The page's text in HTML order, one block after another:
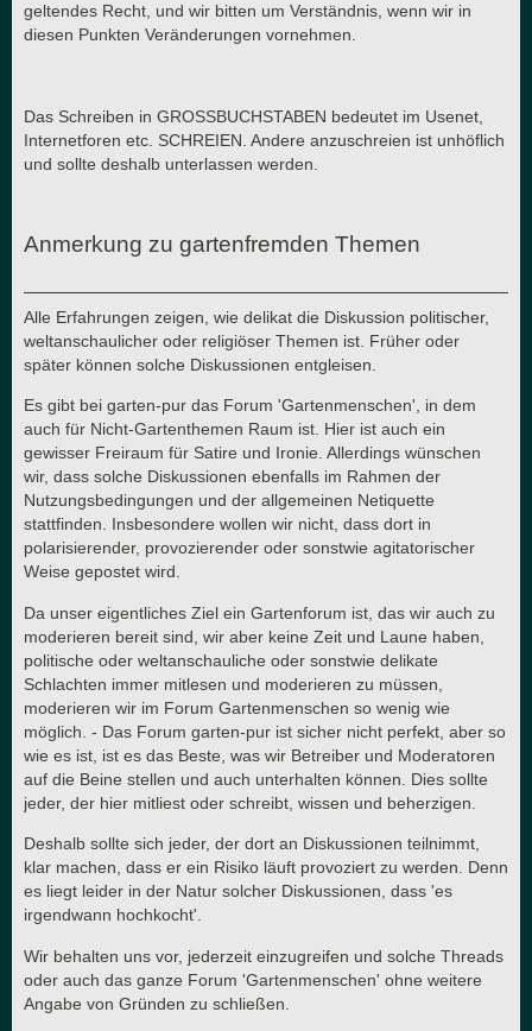
geltendes Recht, und wir bitten um Verständnis, wenn wir in
diesen Punkten Veränderungen vornehmen.
Das Schreiben in GROSSBUCHSTABEN bedeutet im Usenet,
Internetforen etc. SCHREIEN. Andere anzuschreien ist unhöflich
und sollte deshalb unterlassen werden.
Anmerkung zu gartenfremden Themen
Alle Erfahrungen zeigen, wie delikat die Diskussion politischer,
weltanschaulicher oder religiöser Themen ist. Früher oder
später können solche Diskussionen entgleisen.
Es gibt bei garten-pur das Forum 'Gartenmenschen', in dem
auch für Nicht-Gartenthemen Raum ist. Hier ist auch ein
gewisser Freiraum für Satire und Ironie. Allerdings wünschen
wir, dass solche Diskussionen ebenfalls im Rahmen der
Nutzungsbedingungen und der allgemeinen Netiquette
stattfinden. Insbesondere wollen wir nicht, dass dort in
polarisierender, provozierender oder sonstwie agitatorischer
Weise gepostet wird.
Da unser eigentliches Ziel ein Gartenforum ist, das wir auch zu
moderieren bereit sind, wir aber keine Zeit und Laune haben,
politische oder weltanschauliche oder sonstwie delikate
Schlachten immer mitlesen und moderieren zu müssen,
moderieren wir im Forum Gartenmenschen so wenig wie
möglich. - Das Forum garten-pur ist sicher nicht perfekt, aber so
wie es ist, ist es das Beste, was wir Betreiber und Moderatoren
auf die Beine stellen und auch unterhalten können. Dies sollte
jeder, der hier mitliest oder schreibt, wissen und beherzigen.
Deshalb sollte sich jeder, der dort an Diskussionen teilnimmt,
klar machen, dass er ein Risiko läuft provoziert zu werden. Denn
es liegt leider in der Natur solcher Diskussionen, dass 'es
irgendwann hochkocht'.
Wir behalten uns vor, jederzeit einzugreifen und solche Threads
oder auch das ganze Forum 'Gartenmenschen' ohne weitere
Angabe von Gründen zu schließen.